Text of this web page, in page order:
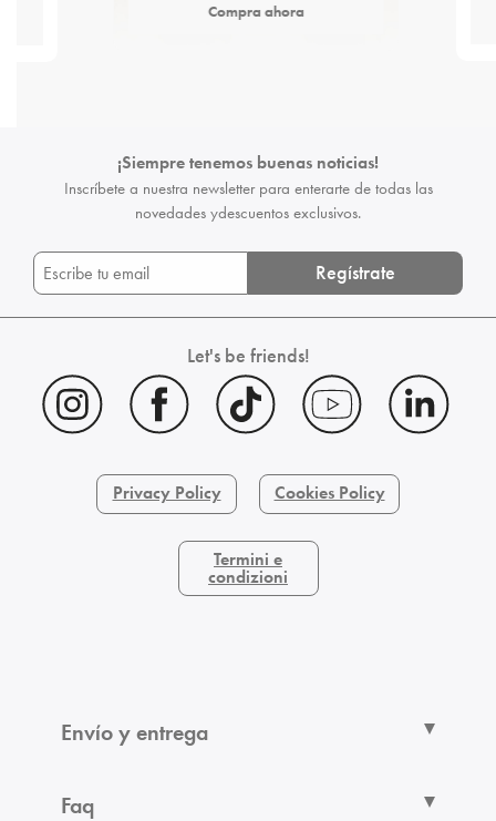
Compra ahora
¡Siempre tenemos buenas noticias!
Inscríbete a nuestra newsletter para enterarte de todas las
novedades ydescuentos exclusivos.
Regístrate
Let's be friends!
Privacy Policy Cookies Policy
Termini e
condizioni
Envío y entrega
Faq